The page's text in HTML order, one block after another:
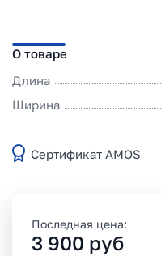
О товаре
Длина
Ширина
Сертификат AMOS
Последная цена:
3 900 руб